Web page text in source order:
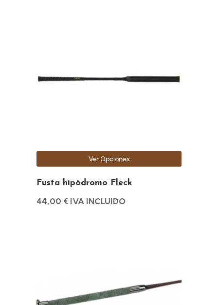
Fusta hipódromo Fleck
44,00 € IVA INCLUIDO
Ver Opciones
Las
la
página
de
múltiples